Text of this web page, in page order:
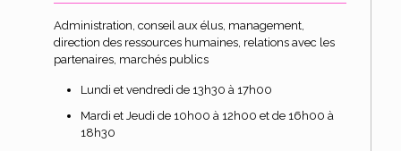
Administration, conseil aux élus, management,
direction des ressources humaines, relations avec les
partenaires, marchés publics
Lundi et vendredi de 13h30 à 17h00
Mardi et Jeudi de 10h00 à 12h00 et de 16h00 à
18h30